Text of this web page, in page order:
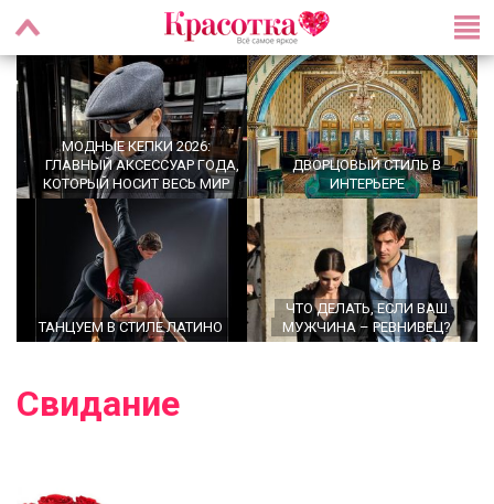
МОДНЫЕ КЕПКИ 2026:
ГЛАВНЫЙ АКСЕССУАР ГОДА,
КОТОРЫЙ НОСИТ ВЕСЬ МИР
ДВОРЦОВЫЙ СТИЛЬ В
ИНТЕРЬЕРЕ
ТАНЦУЕМ В СТИЛЕ ЛАТИНО
ЧТО ДЕЛАТЬ, ЕСЛИ ВАШ
МУЖЧИНА – РЕВНИВЕЦ?
Свидание